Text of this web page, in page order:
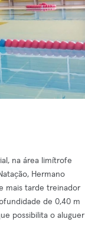
na área limítrofe
Hermano
mais tarde treinador
de 0,40 m
possibilita o aluguer